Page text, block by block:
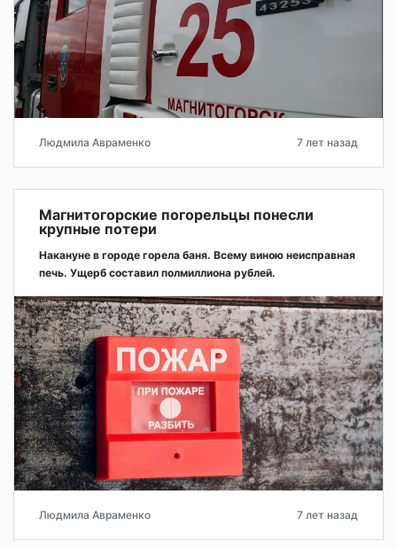
Людмила Авраменко 7 лет назад
Магнитогорские погорельцы понесли
крупные потери
Накануне в городе горела баня. Всему виною неисправная
печь. Ущерб составил полмиллиона рублей.
Людмила Авраменко 7 лет назад